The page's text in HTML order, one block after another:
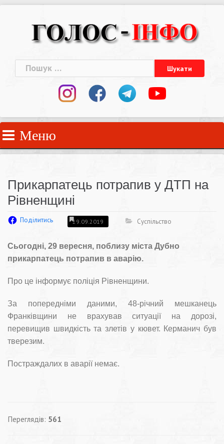
Пошук:
Меню
Прикарпатець потрапив у ДТП на
Рівненщині
Поділитись 29.09.2019 Суспільство
Сьогодні, 29 вересня, поблизу міста Дубно
прикарпатець потрапив в аварію.
Про це інформує поліція Рівненщини.
За попередніми даними, 48-річний мешканець
Франківщини не врахував ситуації на дорозі,
перевищив швидкість та злетів у кювет. Керманич був
тверезим.
Постраждалих в аварії немає.
Переглядів: 561